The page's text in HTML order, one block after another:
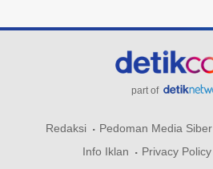
part of
Redaksi Pedoman Media Siber
Info Iklan
Privacy Policy